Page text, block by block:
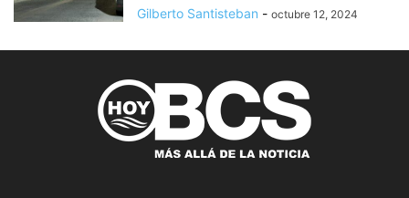
Gilberto Santisteban - octubre 12, 2024